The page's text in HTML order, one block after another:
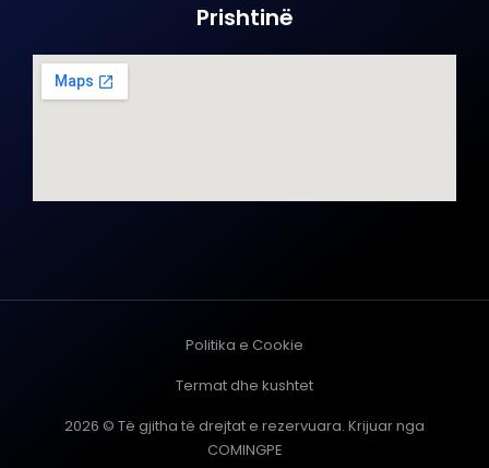
Prishtinë
2026 © Të gjitha të drejtat e rezervuara. Krijuar nga
COMINGPE
Politika e Cookie
Termat dhe kushtet